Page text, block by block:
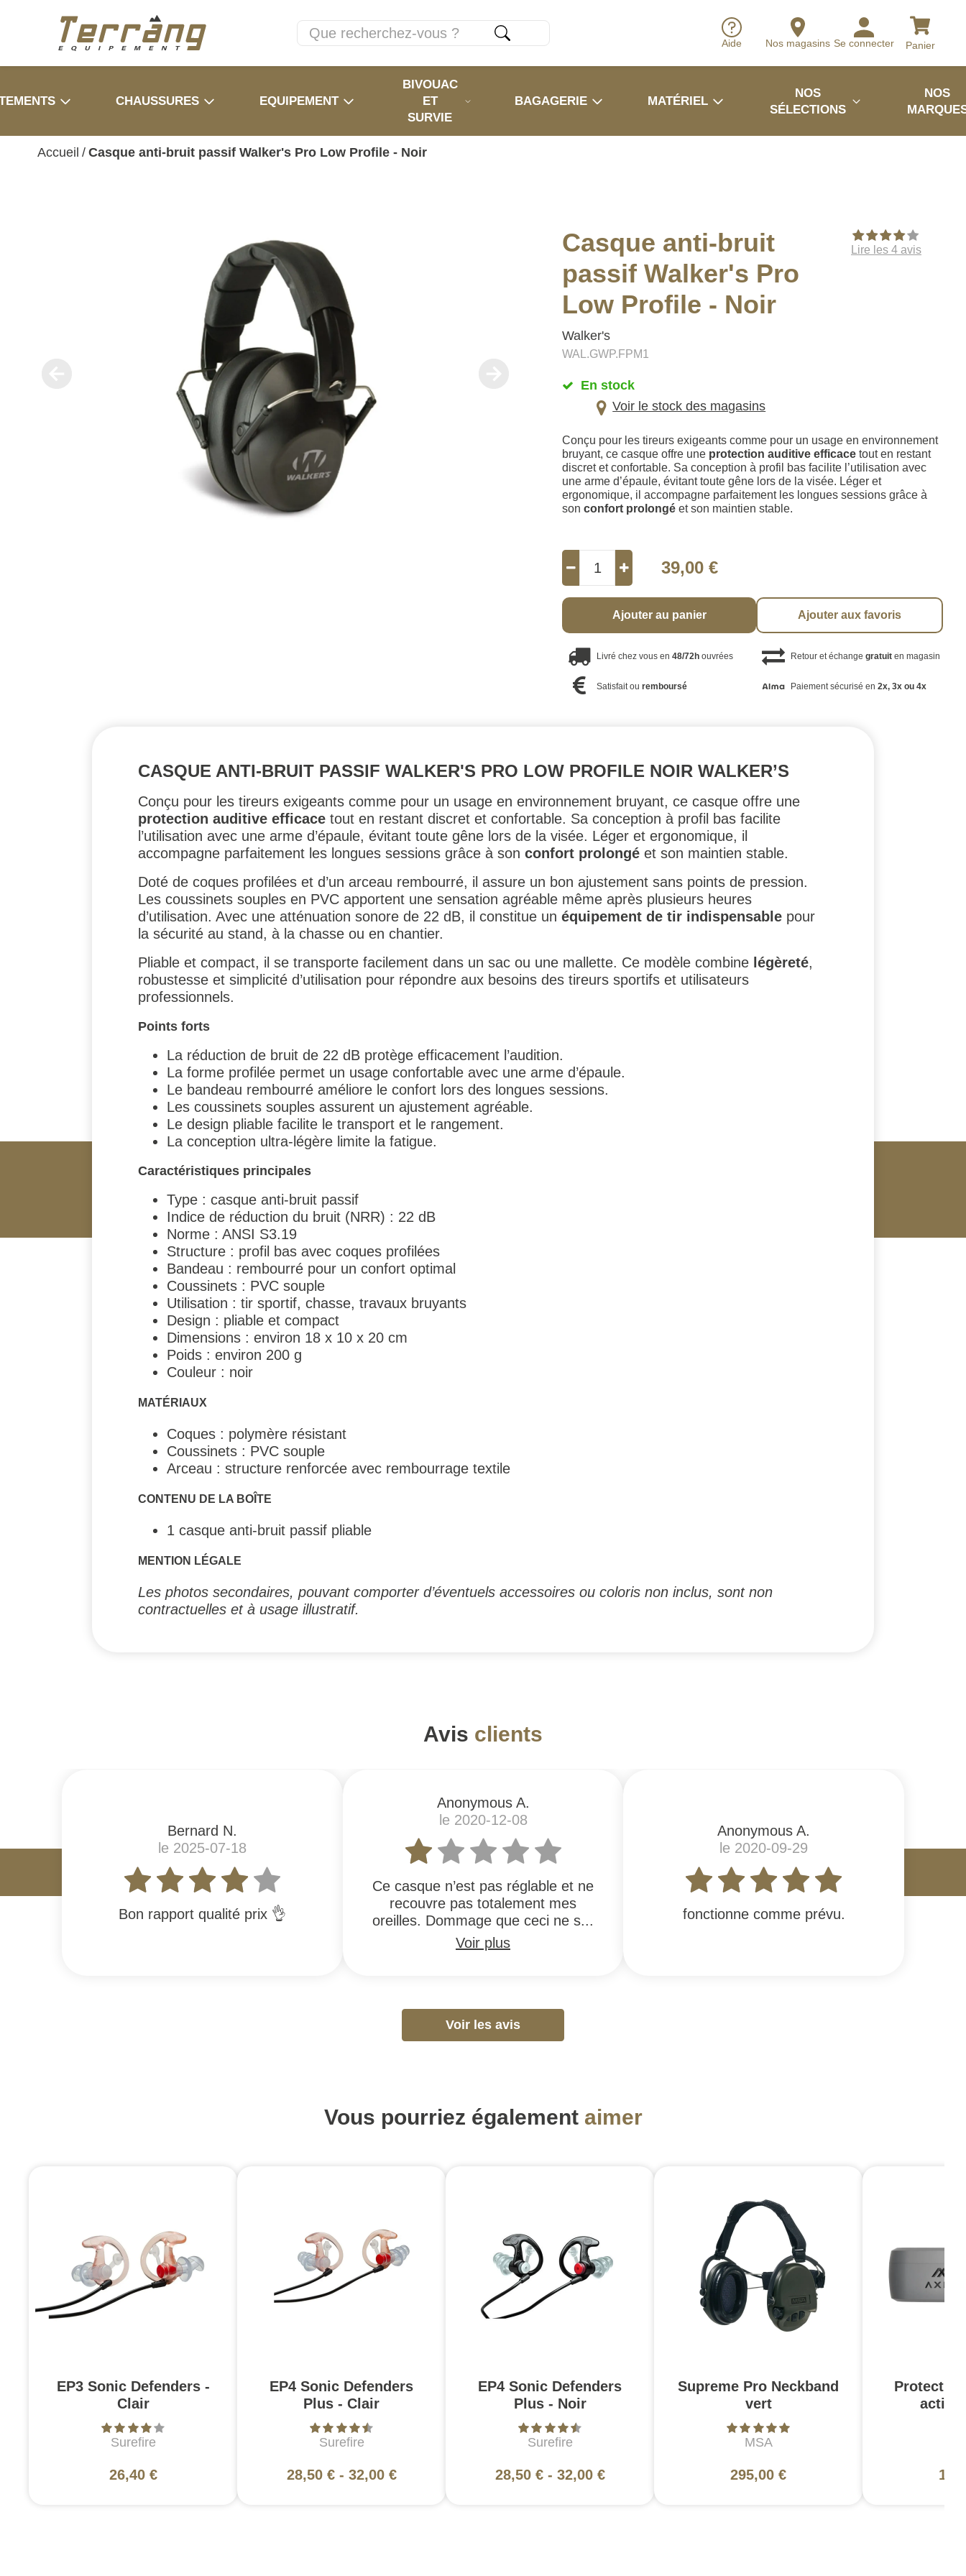
Aide Nos magasins Se connecter Panier
CHAUSSURES EQUIPEMENT
BIVOUAC
ET
SURVIE
BAGAGERIE MATÉRIEL
NOS
SÉLECTIONS
NOS
Accueil / Casque anti-bruit passif Walker's Pro Low Profile - Noir
Casque anti-bruit
passif Walker's Pro
Low Profile - Noir
Walker's
WAL.GWP.FPM1
Lire les 4 avis
En stock
Voir le stock des magasins
Conçu pour les tireurs exigeants comme pour un usage en environnement
bruyant, ce casque offre une protection auditive efficace tout en restant
discret et confortable. Sa conception à profil bas facilite l’utilisation avec
une arme d’épaule, évitant toute gêne lors de la visée. Léger et
ergonomique, il accompagne parfaitement les longues sessions grâce à
sonconfort prolongé et son maintien stable.
39,00 €
Ajouter au panier Ajouter aux favoris
Livré chez vous en48/72h ouvrées Retour et échange gratuiten magasin
Satisfait ouremboursé Paiement sécurisé en 2x, 3x ou 4x
CASQUE ANTI-BRUIT PASSIF WALKER'S PRO LOW PROFILE NOIR WALKER’S
Conçu pour les tireurs exigeants comme pour un usage en environnement bruyant, ce casque offre une
protection auditive efficace tout en restant discret et confortable. Sa conception à profil bas facilite
l’utilisation avec une arme d’épaule, évitant toute gêne lors de la visée. Léger et ergonomique, il
accompagne parfaitement les longues sessions grâce à son confort prolongé et son maintien stable.
Doté de coques profilées et d’un arceau rembourré, il assure un bon ajustement sans points de pression.
Les coussinets souples en PVC apportent une sensation agréable même après plusieurs heures
d’utilisation. Avec une atténuation sonore de 22 dB, il constitue un équipement de tir indispensable pour
la sécurité au stand, à la chasse ou en chantier.
Pliable et compact, il se transporte facilement dans un sac ou une mallette. Ce modèle combine légèreté,
robustesse et simplicité d’utilisation pour répondre aux besoins des tireurs sportifs et utilisateurs
professionnels.
Points forts
La réduction de bruit de 22 dB protège efficacement l’audition.
La forme profilée permet un usage confortable avec une arme d’épaule.
Le bandeau rembourré améliore le confort lors des longues sessions.
Les coussinets souples assurent un ajustement agréable.
Le design pliable facilite le transport et le rangement.
La conception ultra-légère limite la fatigue.
Caractéristiques principales
Type : casque anti-bruit passif
Indice de réduction du bruit (NRR) : 22 dB
Norme : ANSI S3.19
Structure : profil bas avec coques profilées
Bandeau : rembourré pour un confort optimal
Coussinets : PVC souple
Utilisation : tir sportif, chasse, travaux bruyants
Design : pliable et compact
Dimensions : environ 18 x 10 x 20 cm
Poids : environ 200 g
Couleur : noir
MATÉRIAUX
Coques : polymère résistant
Coussinets : PVC souple
Arceau : structure renforcée avec rembourrage textile
CONTENU DE LA BOÎTE
1 casque anti-bruit passif pliable
MENTION LÉGALE
Les photos secondaires, pouvant comporter d’éventuels accessoires ou coloris non inclus, sont non
contractuelles et à usage illustratif.
Avis clients
Bernard N.
le 2025-07-18
Bon rapport qualité prix 👌
Anonymous A.
le 2020-12-08
Ce casque n’est pas réglable et ne
recouvre pas totalement mes
oreilles. Dommage que ceci ne s...
Voir plus
Anonymous A.
le 2020-09-29
fonctionne comme prévu.
Voir les avis
Vous pourriez également aimer
EP3 Sonic Defenders -
Clair
Surefire
26,40 €
EP4 Sonic Defenders
Plus - Clair
Surefire
28,50 €- 32,00 €
EP4 Sonic Defenders
Plus - Noir
Surefire
28,50 €- 32,00 €
Supreme Pro Neckband
vert
MSA
295,00 €